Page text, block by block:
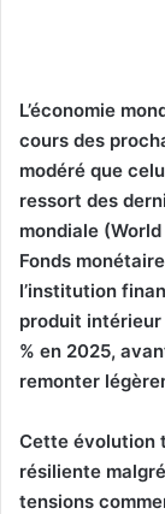
L’économie
cours des
modéré que
ressort des
mondiale
Fonds
l’institution
produit
% en 2025,
remonter
Cette évolution
résiliente
tensions